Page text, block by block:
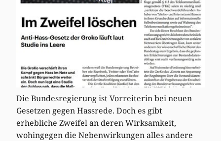
Die Bundesregierung ist Vorreiterin bei neuen
Gesetzen gegen Hassrede. Doch es gibt
erhebliche Zweifel an deren Wirksamkeit,
wohingegen die Nebenwirkungen alles andere